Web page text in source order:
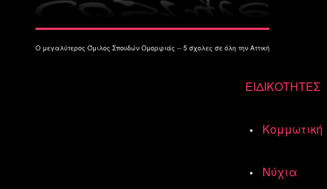
Ο μεγαλύτερος Όμιλος Σπουδών Ομορφιάς -- 5 σχολες σε όλη την Αττική
ΕΙΔΙΚΟΤΗΤΕΣ
Κομμωτική
Νύχια